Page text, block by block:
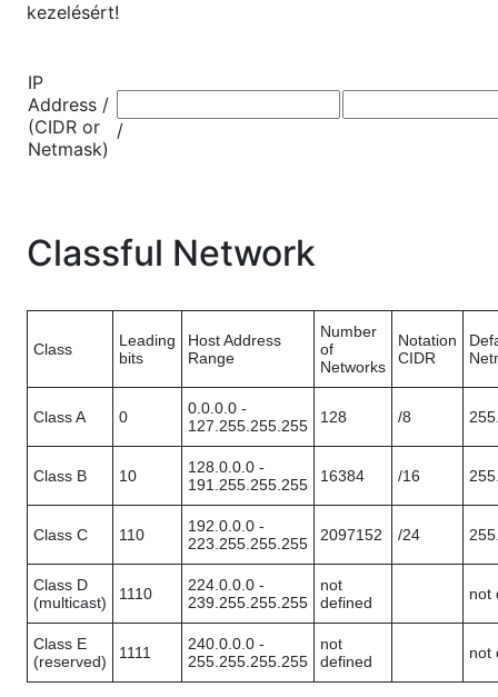
kezelésért!
IP
Address /
(CIDR or
Netmask)
/
Classful Network
Class
Leading
bits
Host Address
Range
Number
of
Networks
Notation
CIDR
Class A 0
0.0.0.0 -
127.255.255.255
128 /8
Class B 10
128.0.0.0 -
191.255.255.255
16384 /16
Class C 110
192.0.0.0 -
223.255.255.255
2097152 /24
Class D
(multicast)
1110
224.0.0.0 -
239.255.255.255
not
defined
not
Class E
(reserved)
1111
240.0.0.0 -
255.255.255.255
not
defined
not